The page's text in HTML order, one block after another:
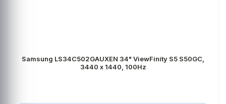
Samsung LS34C502GAUXEN 34" ViewFinity S5 S50GC,
3440 x 1440, 100Hz